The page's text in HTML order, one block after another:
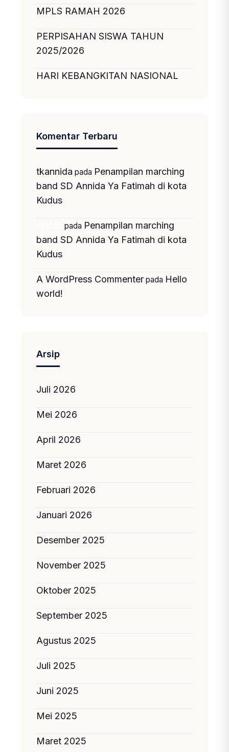
MPLS RAMAH 2026
PERPISAHAN SISWA TAHUN
2025/2026
HARI KEBANGKITAN NASIONAL
Komentar Terbaru
tkannida pada Penampilan marching
band SD Annida Ya Fatimah di kota
Kudus
pada Penampilan marching
band SD Annida Ya Fatimah di kota
Kudus
A WordPress Commenter pada Hello
world!
Arsip
Juli 2026
Mei 2026
April 2026
Maret 2026
Februari 2026
Januari 2026
Desember 2025
November 2025
Oktober 2025
September 2025
Agustus 2025
Juli 2025
Juni 2025
Mei 2025
Maret 2025